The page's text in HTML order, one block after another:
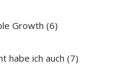
Growth (6)
habe ich auch (7)